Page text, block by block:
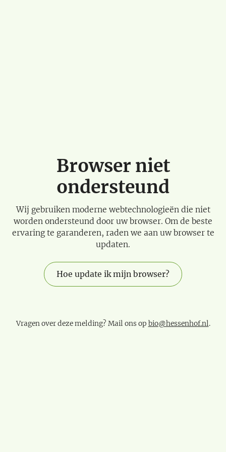
Browser niet
ondersteund
Wij gebruiken moderne webtechnologieën die niet
worden ondersteund door uw browser. Om de beste
ervaring te garanderen, raden we aan uw browser te
updaten.
Hoe update ik mijn browser?
Vragen over deze melding? Mail ons op bio@hessenhof.nl.